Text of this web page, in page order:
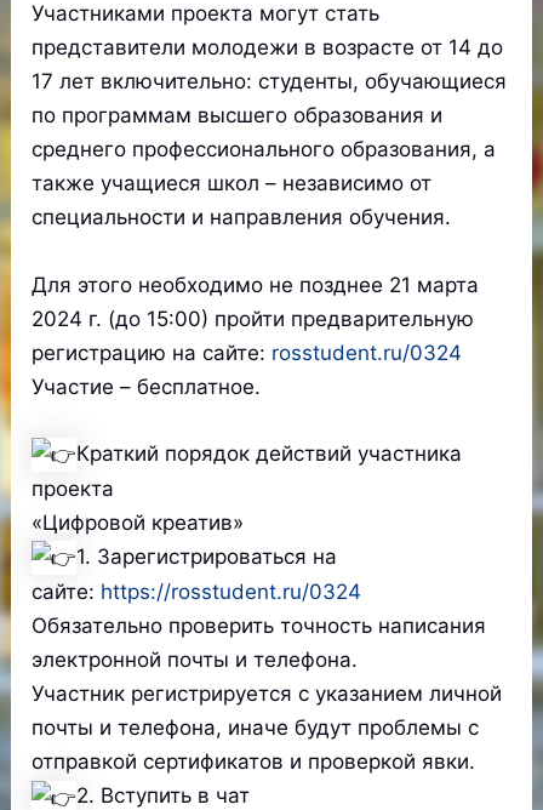
Участниками проекта могут стать
представители молодежи в возрасте от 14 до
17 лет включительно: студенты, обучающиеся
по программам высшего образования и
среднего профессионального образования, а
также учащиеся школ – независимо от
специальности и направления обучения.
Для этого необходимо не позднее 21 марта
2024 г. (до 15:00) пройти предварительную
регистрацию на сайте: rosstudent.ru/0324
Участие – бесплатное.
Краткий порядок действий участника
проекта
«Цифровой креатив»
1. Зарегистрироваться на
сайте: https://rosstudent.ru/0324
Обязательно проверить точность написания
электронной почты и телефона.
Участник регистрируется с указанием личной
почты и телефона, иначе будут проблемы с
отправкой сертификатов и проверкой явки.
2. Вступить в чат